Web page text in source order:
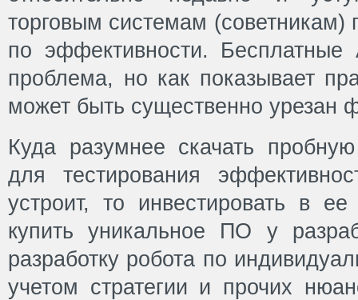
торговым системам (советникам)
по эффективности.
проблема, но как показывает
может быть существенно урезан
Куда разумнее скачать
для тестирования
устроит, то инвестировать в
купить уникальное ПО у
разработку робота по
учетом стратегии и прочих